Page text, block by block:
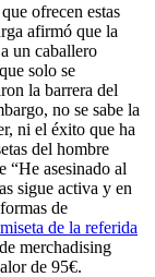
ofrecen estas
afirmó que la
un caballero
solo se
la barrera del
no se sabe la
ni el éxito que ha
del hombre
“He asesinado al
sigue activa y en
de
de la referida
merchadising
de 95€.